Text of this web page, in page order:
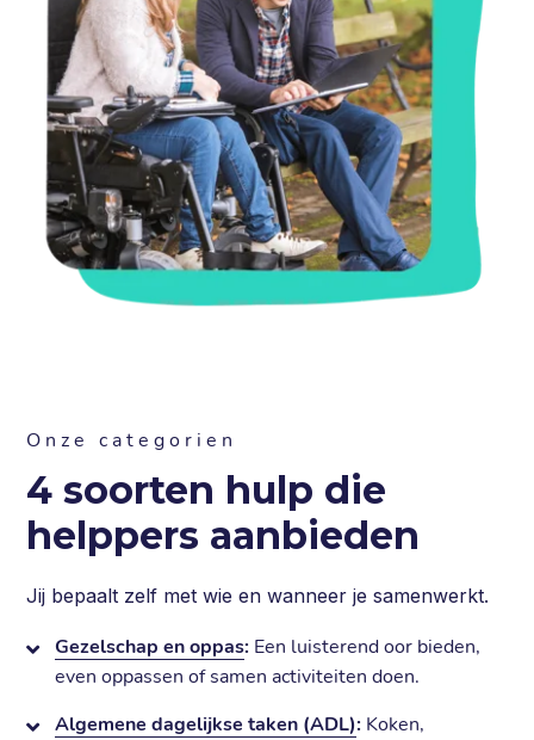
Onze categorien
4 soorten hulp die
helppers aanbieden
Jij bepaalt zelf met wie en wanneer je samenwerkt.
Gezelschap en oppas: Een luisterend oor bieden,
even oppassen of samen activiteiten doen.
Algemene dagelijkse taken (ADL): Koken,